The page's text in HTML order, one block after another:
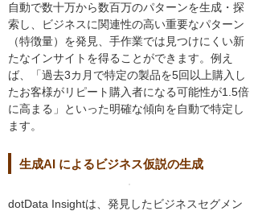
自動で数十万から数百万のパターンを生成・探
索し、ビジネスに関連性の高い重要なパターン
（特徴量）を発見、手作業では見つけにくい新
たなインサイトを得ることができます。例え
ば、「過去3カ月で特定の製品を5回以上購入し
たお客様がリピート購入者になる可能性が1.5倍
に高まる」といった明確な傾向を自動で特定し
ます。
生成AI によるビジネス仮説の生成
dotData Insightは、発見したビジネスセグメン